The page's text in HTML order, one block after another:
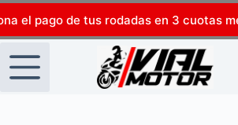
el pago de tus rodadas en 3 cuotas